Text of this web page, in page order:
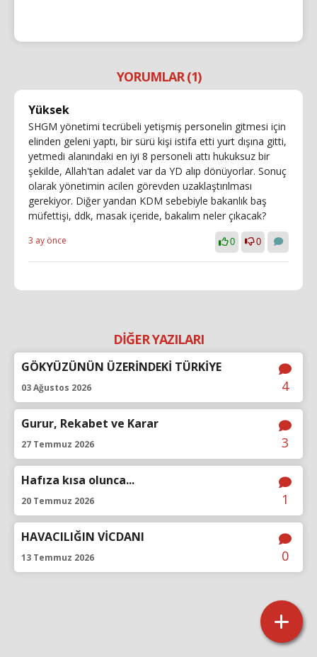
YORUMLAR (1)
Yüksek
SHGM yönetimi tecrübeli yetişmiş personelin gitmesi için
elinden geleni yaptı, bir sürü kişi istifa etti yurt dışına gitti,
yetmedi alanındaki en iyi 8 personeli attı hukuksuz bir
şekilde, Allah'tan adalet var da YD alıp dönüyorlar. Sonuç
olarak yönetimin acilen görevden uzaklaştırılması
gerekiyor. Diğer yandan KDM sebebiyle bakanlık baş
müfettişi, ddk, masak içeride, bakalım neler çıkacak?
3 ay önce 0 0
DİĞER YAZILARI
GÖKYÜZÜNÜN ÜZERİNDEKİ TÜRKİYE
03 Ağustos 2026 4
Gurur, Rekabet ve Karar
27 Temmuz 2026 3
Hafıza kısa olunca...
20 Temmuz 2026 1
HAVACILIĞIN VİCDANI
13 Temmuz 2026 0